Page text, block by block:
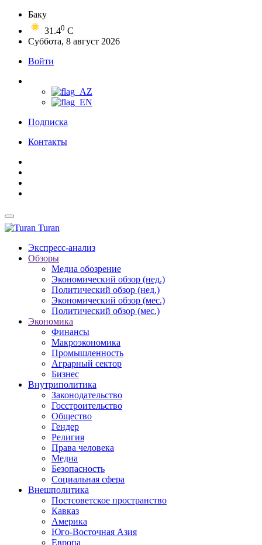
Баку
31.40 C
Суббота, 8 август 2026
Войти
Подписка
Контакты
Turan
Экспресс-анализ
Обзоры
Медиа обозрение
Экономический обзор (нед.)
Политический обзор (нед.)
Экономический обзор (мес.)
Политический обзор (мес.)
Экономика
Финансы
Макроэкономика
Промышленность
Аграрный сектор
Бизнес
Внутриполитика
Законодательство
Госстроительство
Общество
Гендер
Религия
Права человека
Медиа
Безопасность
Социальная сфера
Внешполитика
Постсоветское пространство
Кавказ
Америка
Юго-Восточная Азия
Европа